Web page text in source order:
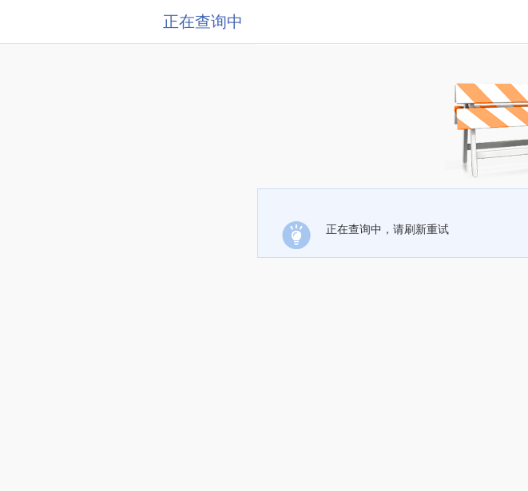
正在查询中
正在查询中，请刷新重试